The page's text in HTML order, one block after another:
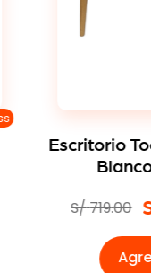
Escritorio
S/719.00